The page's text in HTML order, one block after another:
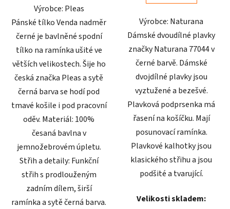
hvězdiček.
Výrobce: Pleas
Pánské tílko Venda nadměr
černé je bavlněné spodní
tílko na ramínka ušité ve
větších velikostech. Šije ho
česká značka Pleas a sytě
černá barva se hodí pod
tmavé košile i pod pracovní
oděv. Materiál: 100%
česaná bavlna v
jemnožebrovém úpletu.
Střih a detaily: Funkční
střih s prodlouženým
zadním dílem, širší
ramínka a sytě černá barva.
Výrobce: Naturana
Dámské dvoudílné plavky
značky Naturana 77044 v
černé barvě. Dámské
dvojdílné plavky jsou
vyztužené a bezešvé.
Plavková podprsenka má
řasení na košíčku. Mají
posunovací ramínka.
Plavkové kalhotky jsou
klasického střihu a jsou
podšité a tvarující.
Velikosti skladem: